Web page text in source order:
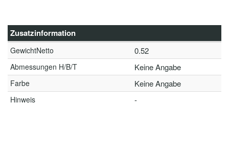
Zusatzinformation
GewichtNetto 0.52
Abmessungen H/B/T Keine Angabe
Farbe Keine Angabe
Hinweis -